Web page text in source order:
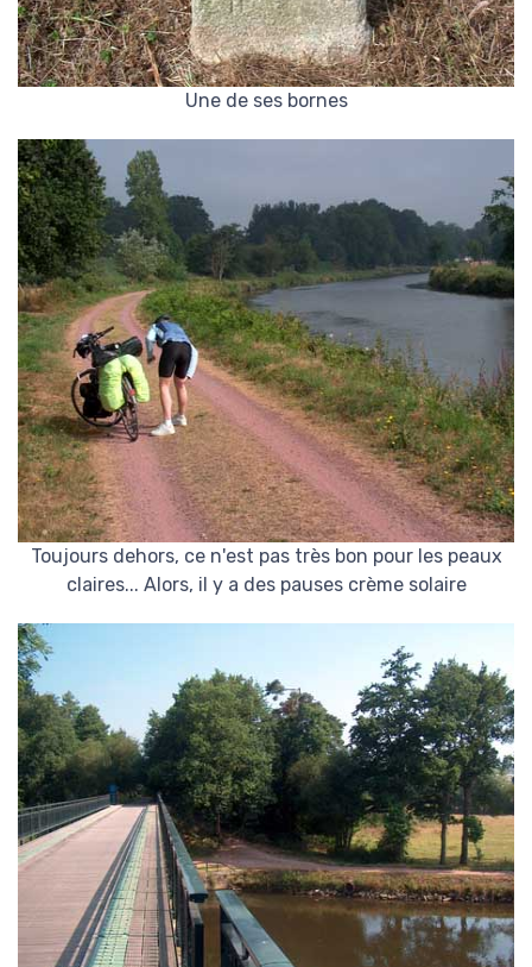
Une de ses bornes
Toujours dehors, ce n'est pas très bon pour les peaux
claires... Alors, il y a des pauses crème solaire